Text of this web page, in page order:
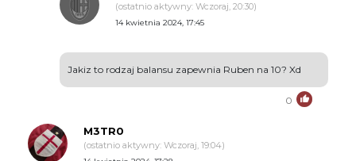
(ostatnio aktywny: Wczoraj, 20:30)
14 kwietnia 2024, 17:45
Jakiz to rodzaj balansu zapewnia Ruben na 10? Xd
0
M3TR0
(ostatnio aktywny: Wczoraj, 19:04)